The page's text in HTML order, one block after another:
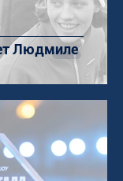
Людмиле